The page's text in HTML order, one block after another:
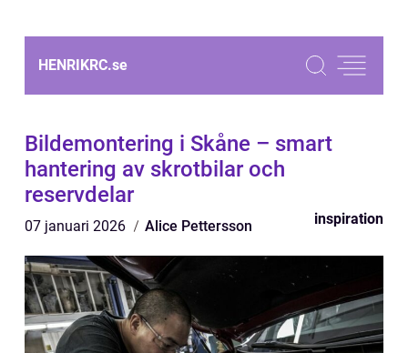
HENRIKRC.se
Bildemontering i Skåne – smart
hantering av skrotbilar och
reservdelar
07 januari 2026 Alice Pettersson inspiration